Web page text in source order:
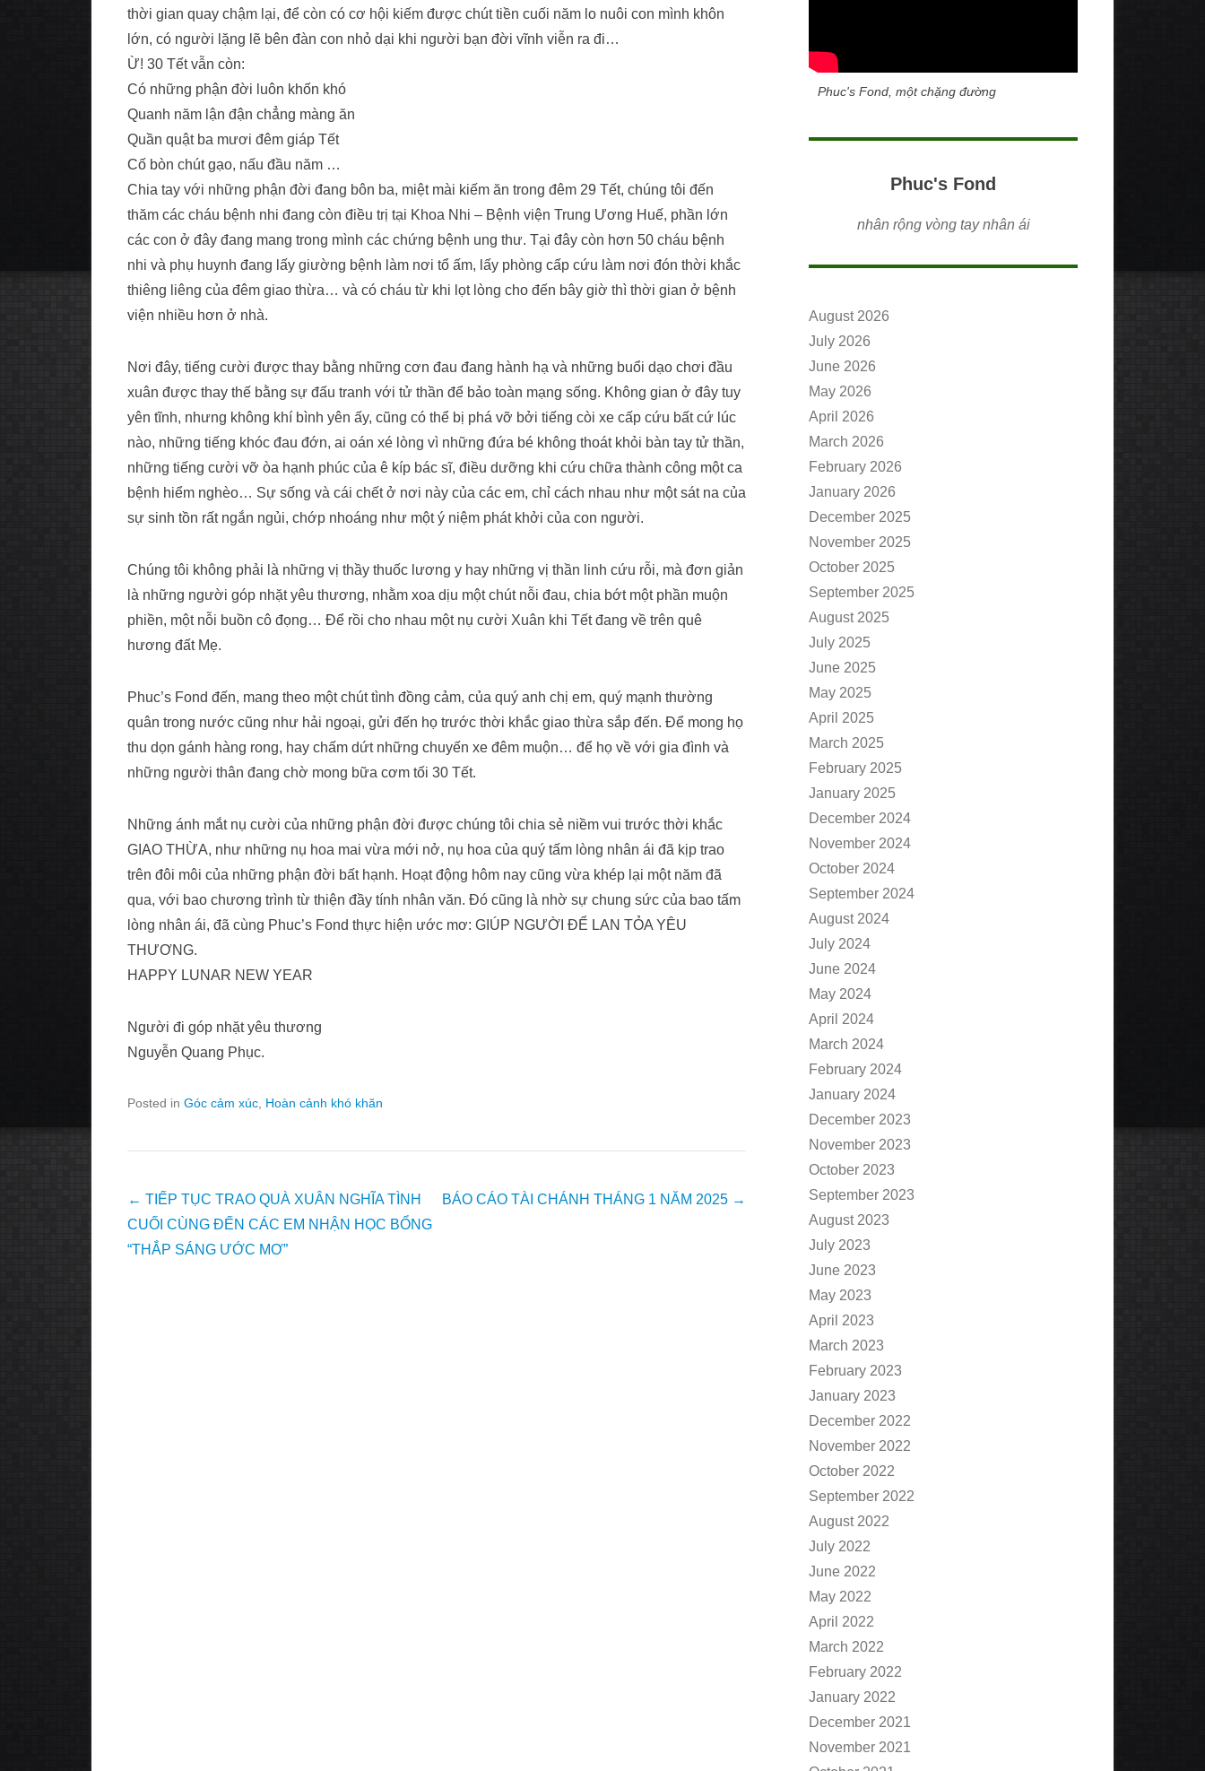
thời gian quay chậm lại, để còn có cơ hội kiếm được chút tiền cuối năm lo nuôi con mình khôn
lớn, có người lặng lẽ bên đàn con nhỏ dại khi người bạn đời vĩnh viễn ra đi…
Ừ! 30 Tết vẫn còn:
Có những phận đời luôn khốn khó
Quanh năm lận đận chẳng màng ăn
Quần quật ba mươi đêm giáp Tết
Cố bòn chút gạo, nấu đầu năm …
Chia tay với những phận đời đang bôn ba, miệt mài kiếm ăn trong đêm 29 Tết, chúng tôi đến
thăm các cháu bệnh nhi đang còn điều trị tại Khoa Nhi – Bệnh viện Trung Ương Huế, phần lớn
các con ở đây đang mang trong mình các chứng bệnh ung thư. Tại đây còn hơn 50 cháu bệnh
nhi và phụ huynh đang lấy giường bệnh làm nơi tổ ấm, lấy phòng cấp cứu làm nơi đón thời khắc
thiêng liêng của đêm giao thừa… và có cháu từ khi lọt lòng cho đến bây giờ thì thời gian ở bệnh
viện nhiều hơn ở nhà.
Nơi đây, tiếng cười được thay bằng những cơn đau đang hành hạ và những buổi dạo chơi đầu
xuân được thay thế bằng sự đấu tranh với tử thần để bảo toàn mạng sống. Không gian ở đây tuy
yên tĩnh, nhưng không khí bình yên ấy, cũng có thể bị phá vỡ bởi tiếng còi xe cấp cứu bất cứ lúc
nào, những tiếng khóc đau đớn, ai oán xé lòng vì những đứa bé không thoát khỏi bàn tay tử thần,
những tiếng cười vỡ òa hạnh phúc của ê kíp bác sĩ, điều dưỡng khi cứu chữa thành công một ca
bệnh hiểm nghèo… Sự sống và cái chết ở nơi này của các em, chỉ cách nhau như một sát na của
sự sinh tồn rất ngắn ngủi, chớp nhoáng như một ý niệm phát khởi của con người.
Chúng tôi không phải là những vị thầy thuốc lương y hay những vị thần linh cứu rỗi, mà đơn giản
là những người góp nhặt yêu thương, nhằm xoa dịu một chút nỗi đau, chia bớt một phần muộn
phiền, một nỗi buồn cô đọng… Để rồi cho nhau một nụ cười Xuân khi Tết đang về trên quê
hương đất Mẹ.
Phuc’s Fond đến, mang theo một chút tình đồng cảm, của quý anh chị em, quý mạnh thường
quân trong nước cũng như hải ngoại, gửi đến họ trước thời khắc giao thừa sắp đến. Để mong họ
thu dọn gánh hàng rong, hay chấm dứt những chuyến xe đêm muộn… để họ về với gia đình và
những người thân đang chờ mong bữa cơm tối 30 Tết.
Những ánh mắt nụ cười của những phận đời được chúng tôi chia sẻ niềm vui trước thời khắc
GIAO THỪA, như những nụ hoa mai vừa mới nở, nụ hoa của quý tấm lòng nhân ái đã kịp trao
trên đôi môi của những phận đời bất hạnh. Hoạt động hôm nay cũng vừa khép lại một năm đã
qua, với bao chương trình từ thiện đầy tính nhân văn. Đó cũng là nhờ sự chung sức của bao tấm
lòng nhân ái, đã cùng Phuc’s Fond thực hiện ước mơ: GIÚP NGƯỜI ĐỂ LAN TỎA YÊU
THƯƠNG.
HAPPY LUNAR NEW YEAR
Người đi góp nhặt yêu thương
Nguyễn Quang Phục.
Posted in Góc cảm xúc Hoàn cảnh khó khăn
Post
navigation
← TIẾP TỤC TRAO QUÀ XUÂN NGHĨA TÌNH
CUỐI CÙNG ĐẾN CÁC EM NHẬN HỌC BỔNG
“THẮP SÁNG ƯỚC MƠ”
BÁO CÁO TÀI CHÁNH THÁNG 1 NĂM 2025 →
Phuc's Fond, một chặng đường
Phuc's Fond
nhân rộng vòng tay nhân ái
August 2026
July 2026
June 2026
May 2026
April 2026
March 2026
February 2026
January 2026
December 2025
November 2025
October 2025
September 2025
August 2025
July 2025
June 2025
May 2025
April 2025
March 2025
February 2025
January 2025
December 2024
November 2024
October 2024
September 2024
August 2024
July 2024
June 2024
May 2024
April 2024
March 2024
February 2024
January 2024
December 2023
November 2023
October 2023
September 2023
August 2023
July 2023
June 2023
May 2023
April 2023
March 2023
February 2023
January 2023
December 2022
November 2022
October 2022
September 2022
August 2022
July 2022
June 2022
May 2022
April 2022
March 2022
February 2022
January 2022
December 2021
November 2021